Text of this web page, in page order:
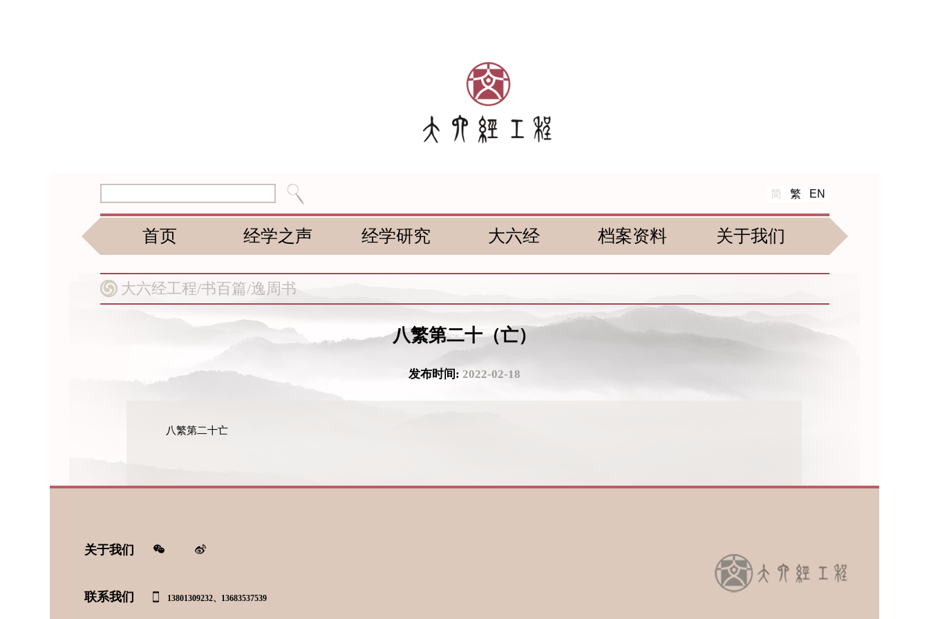
简 繁 EN
首页 经学之声 经学研究 大六经 档案资料 关于我们
大六经工程/书百篇/逸周书
八繁第二十（亡）
发布时间: 2022-02-18
八繁第二十亡
关于我们
联系我们 13801309232、13683537539